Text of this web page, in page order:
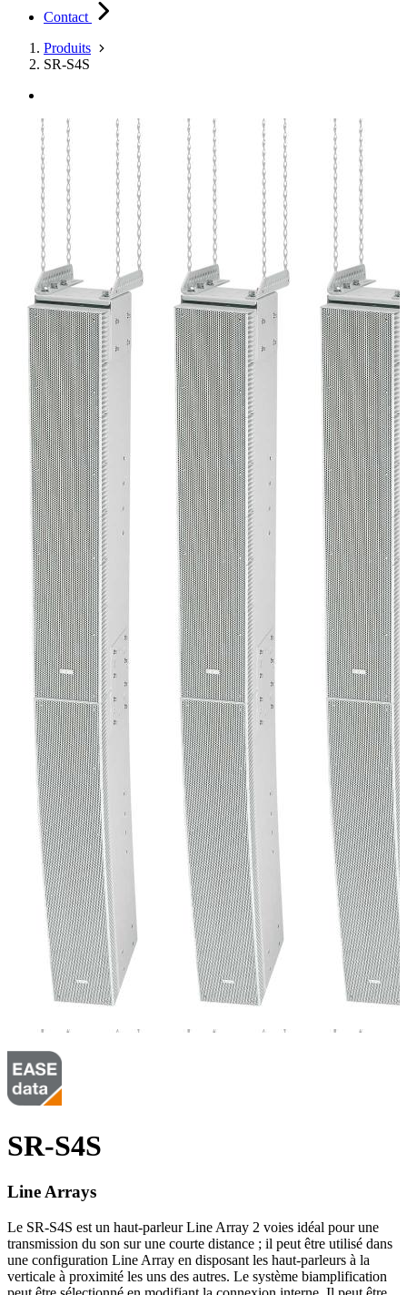
Contact
Produits
SR-S4S
SR-S4S
Line Arrays
Le SR-S4S est un haut-parleur Line Array 2 voies idéal pour une
transmission du son sur une courte distance ; il peut être utilisé dans
une configuration Line Array en disposant les haut-parleurs à la
verticale à proximité les uns des autres. Le système biamplification